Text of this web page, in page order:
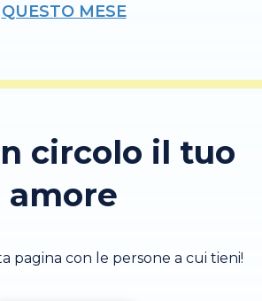
QUESTO MESE
circolo il tuo
amore
pagina con le persone a cui tieni!